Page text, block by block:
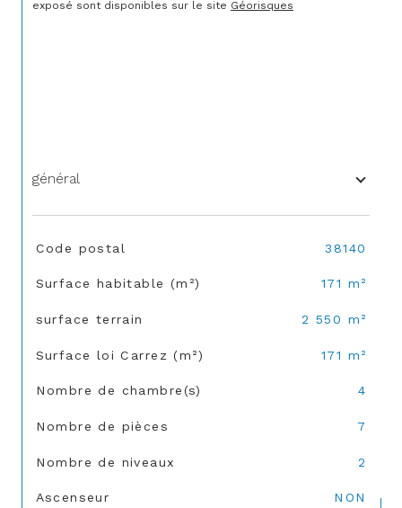
exposé sont disponibles sur le site Géorisques
général
TRAD_SIROCCO_Caracteristique
Code postal 38140
Surface habitable (m²) 171 m²
surface terrain 2 550 m²
Surface loi Carrez (m²) 171 m²
Nombre de chambre(s) 4
Nombre de pièces 7
Nombre de niveaux 2
Ascenseur NON